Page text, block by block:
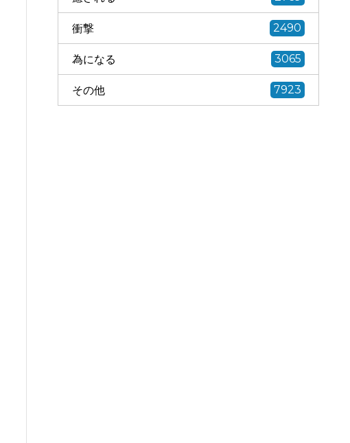
衝撃 2490
為になる 3065
その他 7923